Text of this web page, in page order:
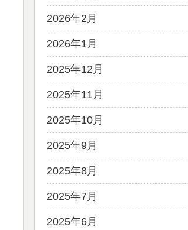
2026年2月
2026年1月
2025年12月
2025年11月
2025年10月
2025年9月
2025年8月
2025年7月
2025年6月